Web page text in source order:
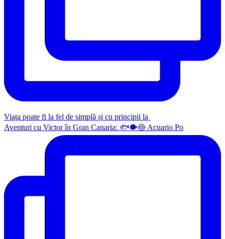
Viața poate fi la fel de simplă și cu principii la
Aventuri cu Victor în Gran Canaria: 🐟🐡🍥 Acuario Po